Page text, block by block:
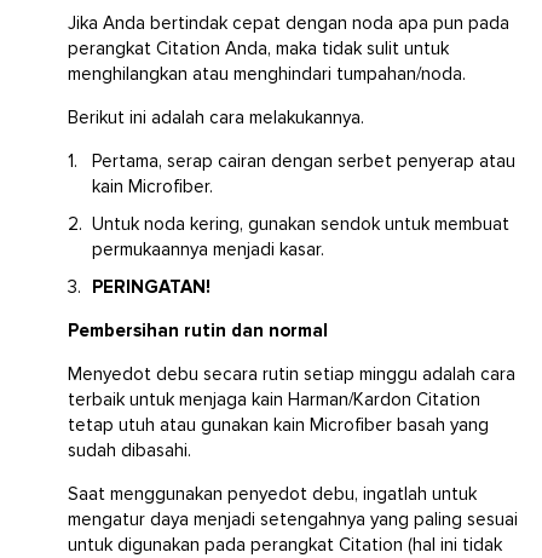
Jika Anda bertindak cepat dengan noda apa pun pada
perangkat Citation Anda, maka tidak sulit untuk
menghilangkan atau menghindari tumpahan/noda.
Berikut ini adalah cara melakukannya.
Pertama, serap cairan dengan serbet penyerap atau
kain Microfiber.
Untuk noda kering, gunakan sendok untuk membuat
permukaannya menjadi kasar.
PERINGATAN!
Pembersihan rutin dan normal
Menyedot debu secara rutin setiap minggu adalah cara
terbaik untuk menjaga kain Harman/Kardon Citation
tetap utuh atau gunakan kain Microfiber basah yang
sudah dibasahi.
Saat menggunakan penyedot debu, ingatlah untuk
mengatur daya menjadi setengahnya yang paling sesuai
untuk digunakan pada perangkat Citation (hal ini tidak